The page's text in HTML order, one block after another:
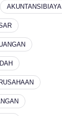
AKUNTANSIBIAYA